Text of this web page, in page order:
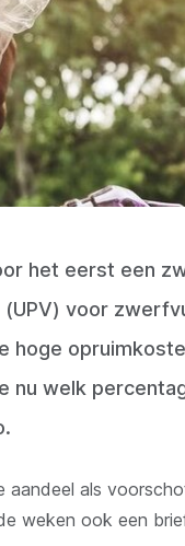
het eerst een
voor
hoge
nu welk
als
weken ook een